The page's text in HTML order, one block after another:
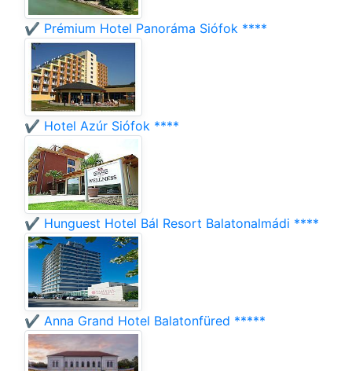
✔️ Prémium Hotel Panoráma Siófok ****
✔️ Hotel Azúr Siófok ****
✔️ Hunguest Hotel Bál Resort Balatonalmádi ****
✔️ Anna Grand Hotel Balatonfüred *****